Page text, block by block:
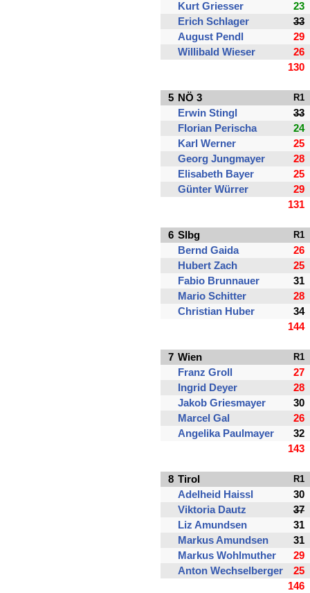
Kurt Griesser
23
Erich Schlager
33
August Pendl
29
Willibald Wieser
26
130
5 NÖ 3 R1
Erwin Stingl
33
Florian Perischa
24
Karl Werner
25
Georg Jungmayer
28
Elisabeth Bayer
25
Günter Würrer
29
131
6 Slbg R1
Bernd Gaida
26
Hubert Zach
25
Fabio Brunnauer
31
Mario Schitter
28
Christian Huber
34
144
7 Wien R1
Franz Groll
27
Ingrid Deyer
28
Jakob Griesmayer
30
Marcel Gal
26
Angelika Paulmayer
32
143
8 Tirol R1
Adelheid Haissl
30
Viktoria Dautz
37
Liz Amundsen
31
Markus Amundsen
31
Markus Wohlmuther
29
Anton Wechselberger
25
146